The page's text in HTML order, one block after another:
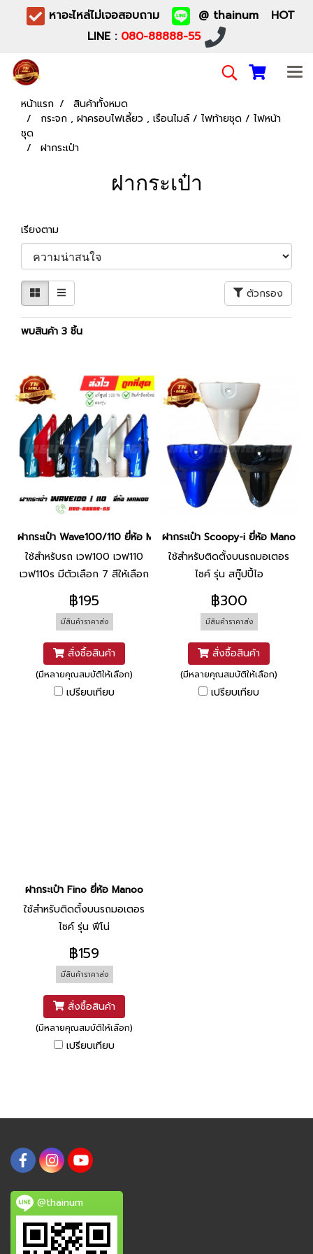
หาอะไหล่ไม่เจอสอบถาม
@ thainum HOT
LINE : 080-88888-55
หน้าแรก
สินค้าทั้งหมด
กระจก , ฝาครอบไฟเลี้ยว , เรือนไมล์ / ไฟท้ายชุด / ไฟหน้า
ชุด
ฝากระเป๋า
ฝากระเป๋า
เรียงตาม
ตัวกรอง
พบสินค้า 3 ชิ้น
ฝากระเป๋า Wave100/110 ยี่ห้อ Manoo
ใช้สำหรับรถ เวฟ100 เวฟ110
เวฟ110s มีตัวเลือก 7 สีให้เลือก
฿195
มีสินค้าราคาส่ง
สั่งซื้อสินค้า
(มีหลายคุณสมบัติให้เลือก)
เปรียบเทียบ
ฝากระเป๋า Scoopy-i ยี่ห้อ Manoo
ใช้สำหรับติดตั้งบนรถมอเตอร
ไซค์ รุ่น สกู๊ปปี้ไอ
฿300
มีสินค้าราคาส่ง
สั่งซื้อสินค้า
(มีหลายคุณสมบัติให้เลือก)
เปรียบเทียบ
ฝากระเป๋า Fino ยี่ห้อ Manoo
ใช้สำหรับติดตั้งบนรถมอเตอร
ไซค์ รุ่น ฟีโน่
฿159
มีสินค้าราคาส่ง
สั่งซื้อสินค้า
(มีหลายคุณสมบัติให้เลือก)
เปรียบเทียบ
@thainum